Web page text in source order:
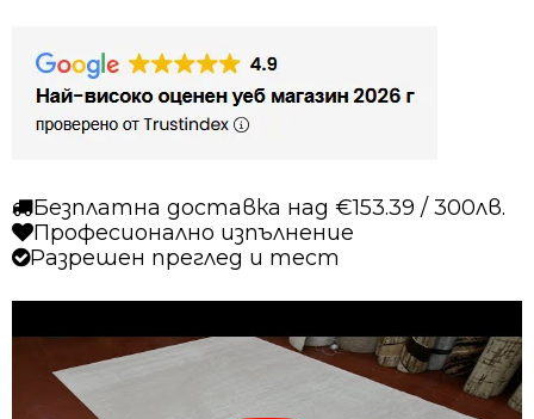
1001
бежов
Безплатна доставка над €153.39 / 300лв.
Професионално изпълнение
Разрешен преглед и тест